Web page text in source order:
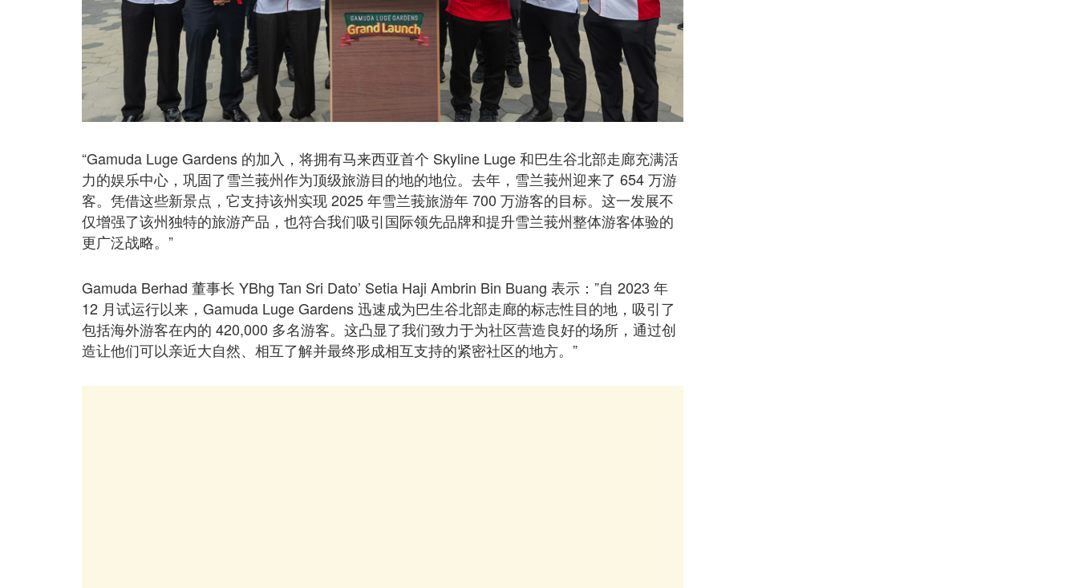
“Gamuda Luge Gardens 的加入，将拥有马来西亚首个 Skyline Luge 和巴生谷北部走廊充满活
力的娱乐中心，巩固了雪兰莪州作为顶级旅游目的地的地位。去年，雪兰莪州迎来了 654 万游
客。凭借这些新景点，它支持该州实现 2025 年雪兰莪旅游年 700 万游客的目标。这一发展不
仅增强了该州独特的旅游产品，也符合我们吸引国际领先品牌和提升雪兰莪州整体游客体验的
更广泛战略。”
Gamuda Berhad 董事长 YBhg Tan Sri Dato’ Setia Haji Ambrin Bin Buang 表示：”自 2023 年
12 月试运行以来，Gamuda Luge Gardens 迅速成为巴生谷北部走廊的标志性目的地，吸引了
包括海外游客在内的 420,000 多名游客。这凸显了我们致力于为社区营造良好的场所，通过创
造让他们可以亲近大自然、相互了解并最终形成相互支持的紧密社区的地方。”